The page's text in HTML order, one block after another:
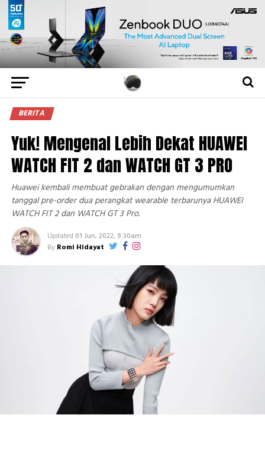
BERITA
Yuk! Mengenal Lebih Dekat HUAWEI
WATCH FIT 2 dan WATCH GT 3 PRO
Huawei kembali membuat gebrakan dengan mengumumkan
tanggal pre-order dua perangkat wearable terbarunya HUAWEI
WATCH FIT 2 dan WATCH GT 3 Pro.
Updated 01 Jun, 2022, 9:30am
By Romi Hidayat